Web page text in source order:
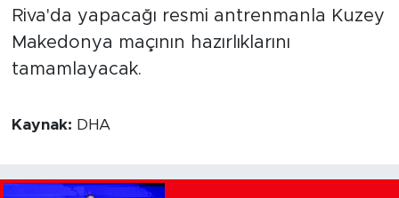
Riva'da yapacağı resmi antrenmanla Kuzey
Makedonya maçının hazırlıklarını
tamamlayacak.
Kaynak: DHA